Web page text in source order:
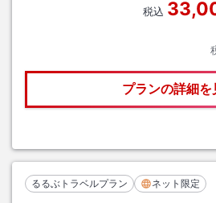
税込
プランの詳細を
るるぶトラベルプラン ネット限定